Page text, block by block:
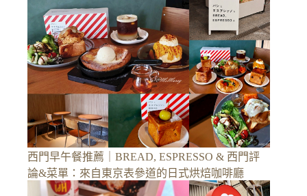
西門早午餐推薦｜BREAD, ESPRESSO & 西門評
論&菜單：來自東京表參道的日式烘焙咖啡廳